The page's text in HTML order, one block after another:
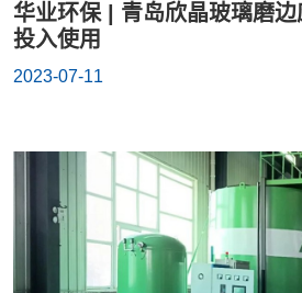
晶
玻
边
水
处
华业环保 | 青岛欣晶玻璃磨
投入使用
2023-07-11